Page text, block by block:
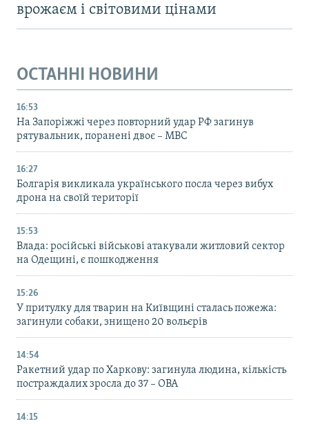
врожаєм і світовими цінами
ОСТАННІ НОВИНИ
16:53
На Запоріжжі через повторний удар РФ загинув
рятувальник, поранені двоє – МВС
16:27
Болгарія викликала українського посла через вибух
дрона на своїй території
15:53
Влада: російські військові атакували житловий сектор
на Одещині, є пошкодження
15:26
У притулку для тварин на Київщині сталась пожежа:
загинули собаки, знищено 20 вольєрів
14:54
Ракетний удар по Харкову: загинула людина, кількість
постраждалих зросла до 37 – ОВА
14:15